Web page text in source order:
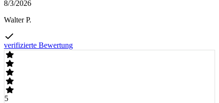
8/3/2026
Walter P.
verifizierte Bewertung
5